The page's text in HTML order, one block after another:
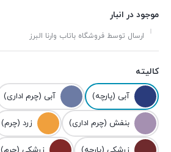
موجود در انبار
ارسال توسط فروشگاه باتاب وارنا البرز
کالیته
آبی (پارچه) آبی (چرم اداری)
بنفش (چرم اداری) زرد (چرم)